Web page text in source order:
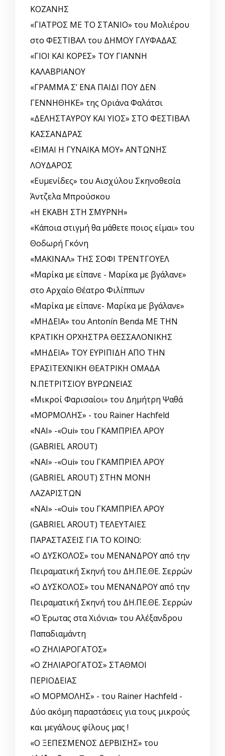
ΚΟΖΑΝΗΣ
«ΓΙΑΤΡΟΣ ΜΕ ΤΟ ΣΤΑΝΙΟ» του Μολιέρου
στο ΦΕΣΤΙΒΑΛ του ΔΗΜΟΥ ΓΛΥΦΑΔΑΣ
«ΓΙΟΙ ΚΑΙ ΚΟΡΕΣ» ΤΟΥ ΓΙΑΝΝΗ
ΚΑΛΑΒΡΙΑΝΟΥ
«ΓΡΑΜΜΑ Σ’ ΕΝΑ ΠΑΙΔΙ ΠΟΥ ΔΕΝ
ΓΕΝΝΗΘΗΚΕ» της Οριάνα Φαλάτσι
«ΔΕΛΗΣΤΑΥΡΟΥ ΚΑΙ ΥΙΟΣ» ΣΤΟ ΦΕΣΤΙΒΑΛ
ΚΑΣΣΑΝΔΡΑΣ
«ΕΙΜΑΙ Η ΓΥΝΑΙΚΑ ΜΟΥ» ΑΝΤΩΝΗΣ
ΛΟΥΔΑΡΟΣ
«Ευμενίδες» του Αισχύλου Σκηνοθεσία
Άντζελα Μπρούσκου
«Η ΕΚΑΒΗ ΣΤΗ ΣΜΥΡΝΗ»
«Κάποια στιγμή θα μάθετε ποιος είμαι» του
Θοδωρή Γκόνη
«ΜΑΚΙΝΑΛ» ΤΗΣ ΣΟΦΙ ΤΡΕΝΤΓΟΥΕΛ
«Μαρίκα με είπανε - Μαρίκα με βγάλανε»
στο Αρχαίο Θέατρο Φιλίππων
«Μαρίκα με είπανε- Μαρίκα με βγάλανε»
«ΜΗΔΕΙΑ» του Antonín Benda ΜΕ ΤΗΝ
ΚΡΑΤΙΚΗ ΟΡΧΗΣΤΡΑ ΘΕΣΣΑΛΟΝΙΚΗΣ
«ΜΗΔΕΙΑ» ΤΟΥ ΕΥΡΙΠΙΔΗ ΑΠΟ ΤΗΝ
ΕΡΑΣΙΤΕΧΝΙΚΗ ΘΕΑΤΡΙΚΗ ΟΜΑΔΑ
Ν.ΠΕΤΡΙΤΣΙΟΥ ΒΥΡΩΝΕΙΑΣ
«Μικροί Φαρισαίοι» του Δημήτρη Ψαθά
«ΜΟΡΜΟΛΗΣ» - του Rainer Hachfeld
«ΝΑΙ» -«Oui» του ΓΚΑΜΠΡΙΕΛ ΑΡΟΥ
(GABRIEL AROUT)
«ΝΑΙ» -«Oui» του ΓΚΑΜΠΡΙΕΛ ΑΡΟΥ
(GABRIEL AROUT) ΣΤΗΝ ΜΟΝΗ
ΛΑΖΑΡΙΣΤΩΝ
«ΝΑΙ» -«Oui» του ΓΚΑΜΠΡΙΕΛ ΑΡΟΥ
(GABRIEL AROUT) ΤΕΛΕΥΤΑΙΕΣ
ΠΑΡΑΣΤΑΣΕΙΣ ΓΙΑ ΤΟ ΚΟΙΝΟ:
«Ο ΔΥΣΚΟΛΟΣ» του ΜΕΝΑΝΔΡΟΥ από την
Πειραματική Σκηνή του ΔΗ.ΠΕ.ΘΕ. Σερρών
«Ο ΔΥΣΚΟΛΟΣ» του ΜΕΝΑΝΔΡΟΥ από την
Πειραματική Σκηνή του ΔΗ.ΠΕ.ΘΕ. Σερρών
«Ο Έρωτας στα Χιόνια» του Αλέξανδρου
Παπαδιαμάντη
«Ο ΖΗΛΙΑΡΟΓΑΤΟΣ»
«Ο ΖΗΛΙΑΡΟΓΑΤΟΣ» ΣΤΑΘΜΟΙ
ΠΕΡΙΟΔΕΙΑΣ
«Ο ΜΟΡΜΟΛΗΣ» - του Rainer Hachfeld -
Δύο ακόμη παραστάσεις για τους μικρούς
και μεγάλους φίλους μας !
«Ο ΞΕΠΕΣΜΕΝΟΣ ΔΕΡΒΙΣΗΣ» του